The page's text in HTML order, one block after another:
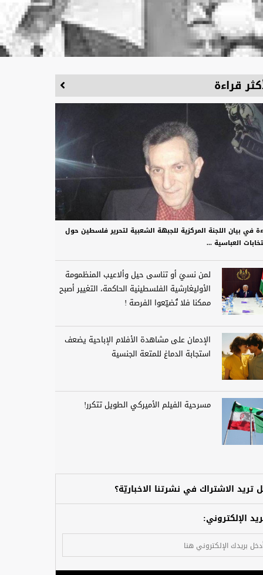
قراءة
في بيان اللجنة المركزية للجبهة الشعبية لتحرير فلسطين حول
العباسية ...
لمن نسيَ أو تناسى حيل وألاعيب المنظمومة
الأوليغارشية الفلسطينية الحاكمة، التغيير أصبح
ممكنا فلا تُضيّعوا الفرصة !
الإدمان على مشاهدة الأفلام الإباحية يضعف
استجابة الدماغ للمتعة الجنسية
مسرحية الفيلم الأميركي الطويل تتكرر!
تريد الاشتراك في نشرتنا الاخباريّة؟
الإلكتروني: